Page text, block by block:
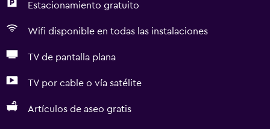
Estacionamiento gratuito
Wifi disponible en todas las instalaciones
TV de pantalla plana
TV por cable o vía satélite
Artículos de aseo gratis